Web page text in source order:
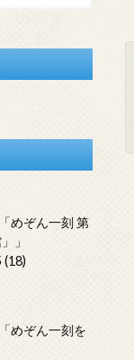
めぞん一刻 第
」
(18)
めぞん一刻を